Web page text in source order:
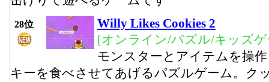
28位
Willy Likes Cookies 2
[オンライン/パズル/キッズ
モンスターとアイテムを操
キーを食べさせてあげるパズルゲーム。ク